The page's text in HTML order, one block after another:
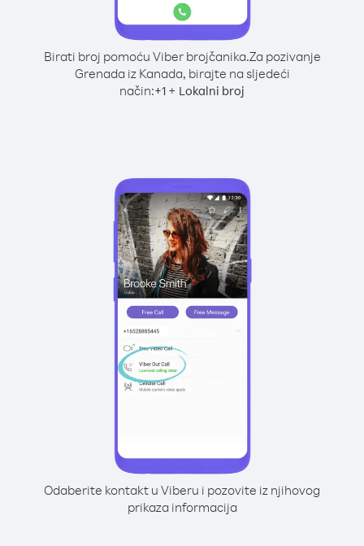
Birati broj pomoću Viber brojčanika.Za pozivanje
Grenada iz Kanada, birajte na sljedeći
način:+1 + Lokalni broj
Odaberite kontakt u Viberu i pozovite iz njihovog
prikaza informacija